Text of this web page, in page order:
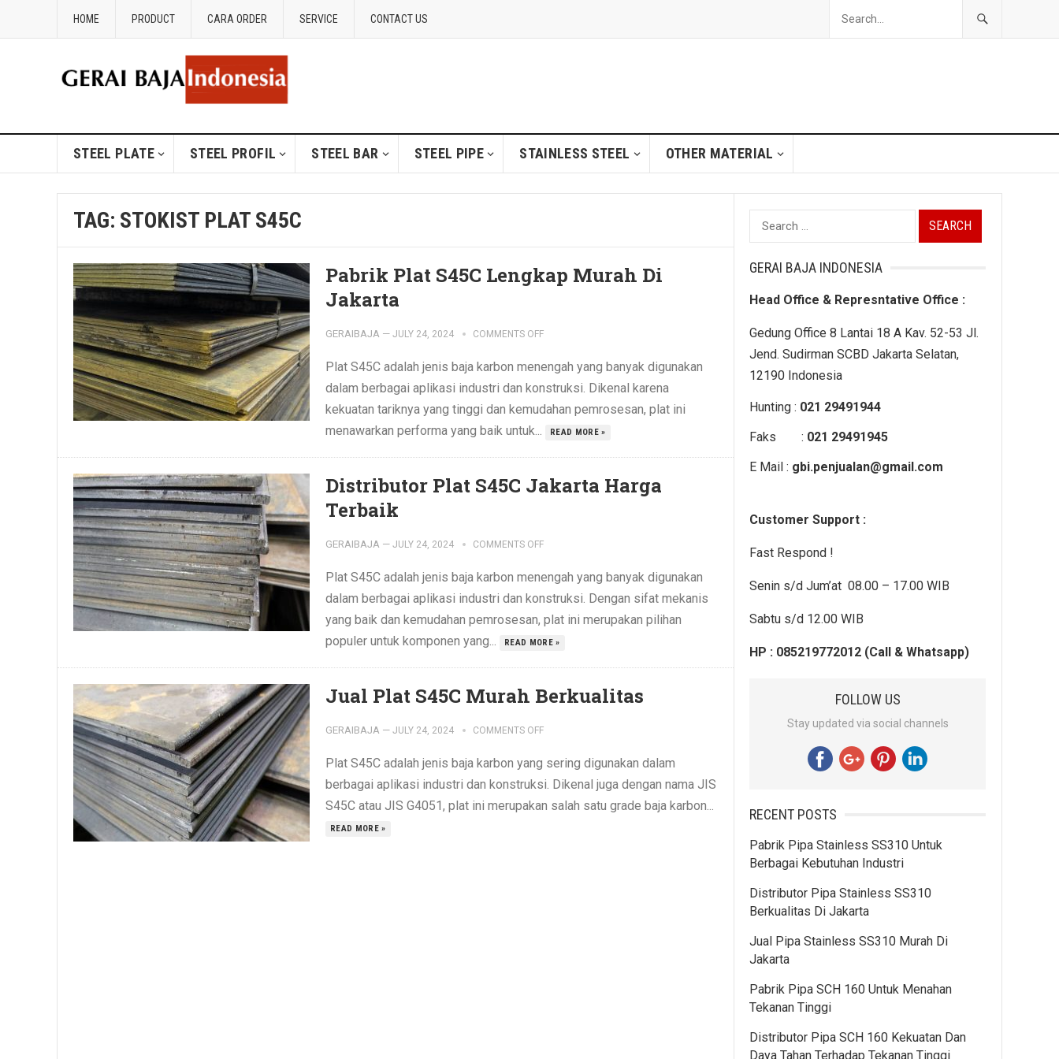
HOME PRODUCT CARA ORDER SERVICE CONTACT US
STEEL PLATE STEEL PROFIL STEEL BAR STEEL PIPE STAINLESS STEEL OTHER MATERIAL
TAG: STOKIST PLAT S45C
Pabrik Plat S45C Lengkap Murah Di
Jakarta
GERAIBAJA — JULY 24, 2024 COMMENTS OFF
Plat S45C adalah jenis baja karbon menengah yang banyak digunakan
dalam berbagai aplikasi industri dan konstruksi. Dikenal karena
kekuatan tariknya yang tinggi dan kemudahan pemrosesan, plat ini
menawarkan performa yang baik untuk...
READ MORE »
Distributor Plat S45C Jakarta Harga
Terbaik
GERAIBAJA — JULY 24, 2024 COMMENTS OFF
Plat S45C adalah jenis baja karbon menengah yang banyak digunakan
dalam berbagai aplikasi industri dan konstruksi. Dengan sifat mekanis
yang baik dan kemudahan pemrosesan, plat ini merupakan pilihan
populer untuk komponen yang...
READ MORE »
Jual Plat S45C Murah Berkualitas
GERAIBAJA — JULY 24, 2024 COMMENTS OFF
Plat S45C adalah jenis baja karbon yang sering digunakan dalam
berbagai aplikasi industri dan konstruksi. Dikenal juga dengan nama JIS
S45C atau JIS G4051, plat ini merupakan salah satu grade baja karbon...
READ MORE »
Search
for:
GERAI BAJA INDONESIA
Head Office & Represntative Office :
Gedung Office 8 Lantai 18 A Kav. 52-53 Jl.
Jend. Sudirman SCBD Jakarta Selatan,
12190 Indonesia
Hunting : 021 29491944
Faks : 021 29491945
E Mail : gbi.penjualan@gmail.com
Customer Support :
Fast Respond !
Senin s/d Jum’at 08.00 – 17.00 WIB
Sabtu s/d 12.00 WIB
HP : 085219772012 (Call & Whatsapp)
FOLLOW US
Stay updated via social channels
RECENT POSTS
Pabrik Pipa Stainless SS310 Untuk
Berbagai Kebutuhan Industri
Distributor Pipa Stainless SS310
Berkualitas Di Jakarta
Jual Pipa Stainless SS310 Murah Di
Jakarta
Pabrik Pipa SCH 160 Untuk Menahan
Tekanan Tinggi
Distributor Pipa SCH 160 Kekuatan Dan
Daya Tahan Terhadap Tekanan Tinggi